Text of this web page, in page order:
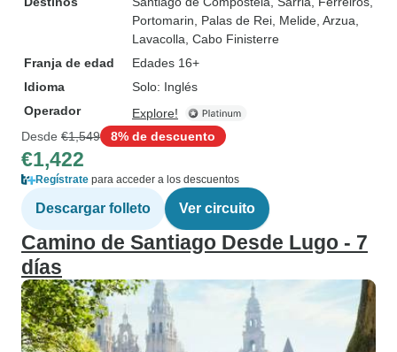
Portomarin , Palas de Rei , Melide , Arzua
Lavacolla , Cabo Finisterre
Franja de edad
Edades 16+
Idioma
Solo: Inglés
Operador
Explore!
Desde €1,549 8% de descuento
€1,422
Regístrate para acceder a los descuentos
Descargar folleto Ver circuito
Camino de Santiago Desde Lugo - 7
días